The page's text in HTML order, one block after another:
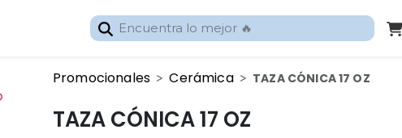
Promocionales Cerámica TAZA CÓNICA 17 OZ
TAZA CÓNICA 17 OZ